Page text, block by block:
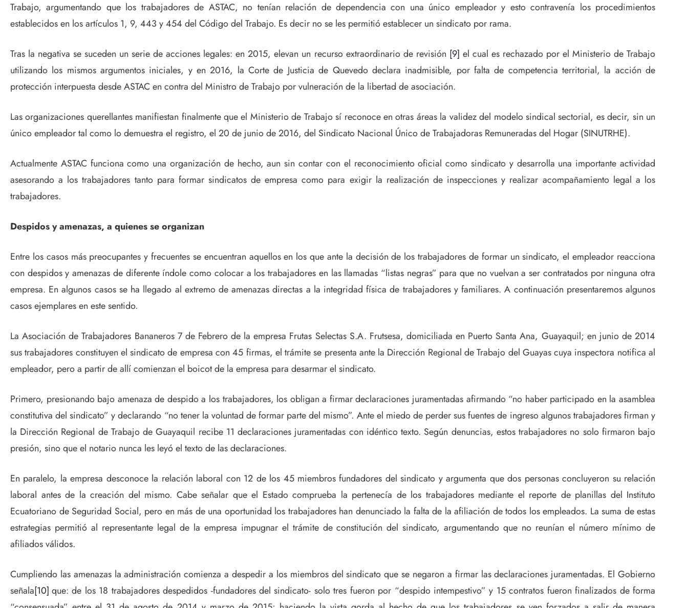
Trabajo, argumentando que los trabajadores de ASTAC, no tenían relación de dependencia con una único empleador y esto contravenía los procedimientos
establecidos en los artículos 1, 9, 443 y 454 del Código del Trabajo. Es decir no se les permitió establecer un sindicato por rama.
Tras la negativa se suceden un serie de acciones legales: en 2015, elevan un recurso extraordinario de revisión [9] el cual es rechazado por el Ministerio de Trabajo
utilizando los mismos argumentos iniciales, y en 2016, la Corte de Justicia de Quevedo declara inadmisible, por falta de competencia territorial, la acción de
protección interpuesta desde ASTAC en contra del Ministro de Trabajo por vulneración de la libertad de asociación.
Las organizaciones querellantes manifiestan finalmente que el Ministerio de Trabajo sí reconoce en otras áreas la validez del modelo sindical sectorial, es decir, sin un
único empleador tal como lo demuestra el registro, el 20 de junio de 2016, del Sindicato Nacional Único de Trabajadoras Remuneradas del Hogar (SINUTRHE).
Actualmente ASTAC funciona como una organización de hecho, aun sin contar con el reconocimiento oficial como sindicato y desarrolla una importante actividad
asesorando a los trabajadores tanto para formar sindicatos de empresa como para exigir la realización de inspecciones y realizar acompañamiento legal a los
trabajadores.
Despidos y amenazas, a quienes se organizan
Entre los casos más preocupantes y frecuentes se encuentran aquellos en los que ante la decisión de los trabajadores de formar un sindicato, el empleador reacciona
con despidos y amenazas de diferente índole como colocar a los trabajadores en las llamadas “listas negras” para que no vuelvan a ser contratados por ninguna otra
empresa. En algunos casos se ha llegado al extremo de amenazas directas a la integridad física de trabajadores y familiares. A continuación presentaremos algunos
casos ejemplares en este sentido.
La Asociación de Trabajadores Bananeros 7 de Febrero de la empresa Frutas Selectas S.A. Frutsesa, domiciliada en Puerto Santa Ana, Guayaquil; en junio de 2014
sus trabajadores constituyen el sindicato de empresa con 45 firmas, el trámite se presenta ante la Dirección Regional de Trabajo del Guayas cuya inspectora notifica al
empleador, pero a partir de allí comienzan el boicot de la empresa para desarmar el sindicato.
Primero, presionando bajo amenaza de despido a los trabajadores, los obligan a firmar declaraciones juramentadas afirmando “no haber participado en la asamblea
constitutiva del sindicato” y declarando “no tener la voluntad de formar parte del mismo”. Ante el miedo de perder sus fuentes de ingreso algunos trabajadores firman y
la Dirección Regional de Trabajo de Guayaquil recibe 11 declaraciones juramentadas con idéntico texto. Según denuncias, estos trabajadores no solo firmaron bajo
presión, sino que el notario nunca les leyó el texto de las declaraciones.
En paralelo, la empresa desconoce la relación laboral con 12 de los 45 miembros fundadores del sindicato y argumenta que dos personas concluyeron su relación
laboral antes de la creación del mismo. Cabe señalar que el Estado comprueba la pertenecía de los trabajadores mediante el reporte de planillas del Instituto
Ecuatoriano de Seguridad Social, pero en más de una oportunidad los trabajadores han denunciado la falta de la afiliación de todos los empleados. La suma de estas
estrategias permitió al representante legal de la empresa impugnar el trámite de constitución del sindicato, argumentando que no reunían el número mínimo de
afiliados válidos.
Cumpliendo las amenazas la administración comienza a despedir a los miembros del sindicato que se negaron a firmar las declaraciones juramentadas. El Gobierno
señala[10] que: de los 18 trabajadores despedidos -fundadores del sindicato- solo tres fueron por “despido intempestivo” y 15 contratos fueron finalizados de forma